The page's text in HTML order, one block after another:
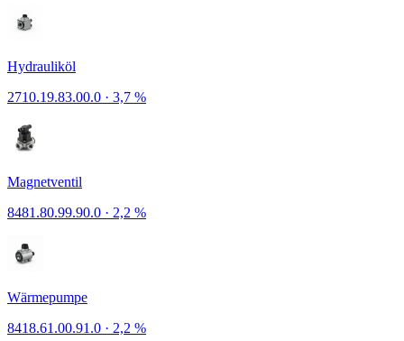
Hydrauliköl
2710.19.83.00.0 · 3,7 %
Magnetventil
8481.80.99.90.0 · 2,2 %
Wärmepumpe
8418.61.00.91.0 · 2,2 %